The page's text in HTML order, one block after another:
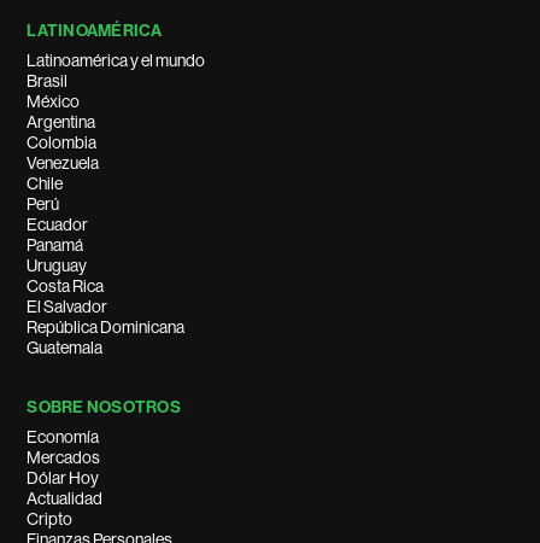
LATINOAMÉRICA
Latinoamérica y el mundo
Brasil
México
Argentina
Colombia
Venezuela
Chile
Perú
Ecuador
Panamá
Uruguay
Costa Rica
El Salvador
República Dominicana
Guatemala
SOBRE NOSOTROS
Economía
Mercados
Dólar Hoy
Actualidad
Cripto